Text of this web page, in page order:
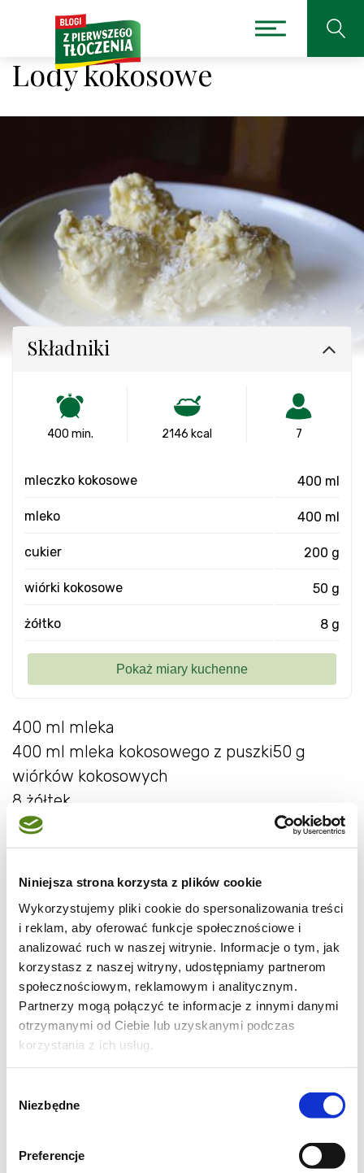
Niniejsza strona korzysta z plików cookie
Wykorzystujemy pliki cookie do spersonalizowania treści
i reklam, aby oferować funkcje społecznościowe i
analizować ruch w naszej witrynie. Informacje o tym, jak
korzystasz z naszej witryny, udostępniamy partnerom
społecznościowym, reklamowym i analitycznym.
Partnerzy mogą połączyć te informacje z innymi danymi
otrzymanymi od Ciebie lub uzyskanymi podczas
korzystania z ich usług.
zgody
Niezbędne
Preferencje
Lody kokosowe
400 ml mleka
400 ml mleka kokosowego z puszki50 g
wiórków kokosowych
8 żółtek
nie więcej niż 200 g cukru
lekko podgrzać, dosypać wiórki kokosowe.
Żółtka ubić z cukrem na puszystą masę i
połączyć z ciepłym mlekiem, ale nie za
gorącym bo powstanie jajecznica.
Całość podgrzewać na małym ogniu,
mieszając, aż zgęstnieje.
Poczekać aż wystygnie, a najlepiej następnie
konsystencji lodów. Na koniec można
Lody wyszły wspaniałe.
Składniki
400 min. 2146 kcal 7
mleczko kokosowe 400 ml
mleko 400 ml
cukier 200 g
wiórki kokosowe 50 g
żółtko 8 g